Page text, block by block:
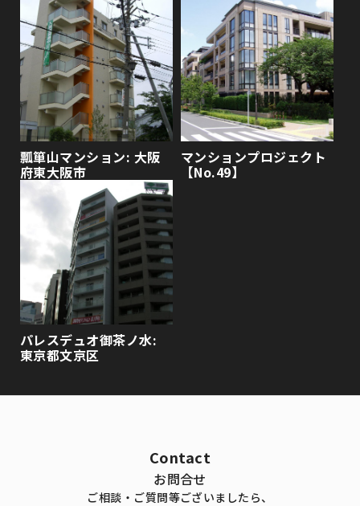
瓢箪山マンション: 大阪
府東大阪市
マンションプロジェクト
【No.49】
パレスデュオ御茶ノ水:
東京都文京区
Contact
お問合せ
ご相談・ご質問等ございましたら、